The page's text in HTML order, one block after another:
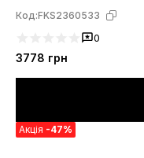
Код:FKS2360533
0
3778 грн
Акція -47%